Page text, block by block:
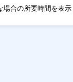
合の所要時間を表示